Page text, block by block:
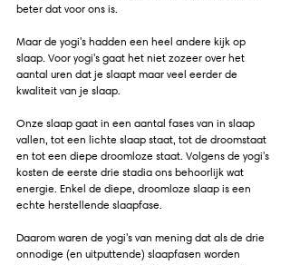
beter dat voor ons is.
Maar de yogi's hadden een heel andere kijk op
slaap. Voor yogi's gaat het niet zozeer over het
aantal uren dat je slaapt maar veel eerder de
kwaliteit van je slaap.
Onze slaap gaat in een aantal fases van in slaap
vallen, tot een lichte slaap staat, tot de droomstaat
en tot een diepe droomloze staat. Volgens de yogi's
kosten de eerste drie stadia ons behoorlijk wat
energie. Enkel de diepe, droomloze slaap is een
echte herstellende slaapfase.
Daarom waren de yogi's van mening dat als de drie
onnodige (en uitputtende) slaapfasen worden